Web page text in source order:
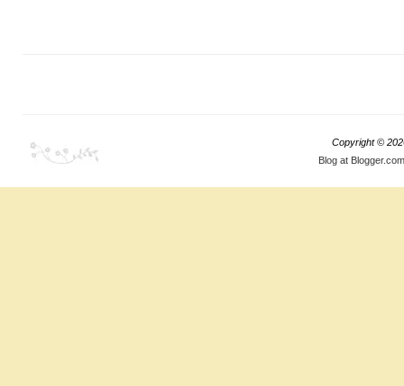
Copyright ©
Blog at Blogger.com